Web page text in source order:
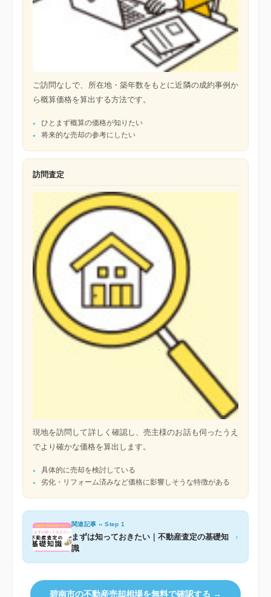
ご訪問なしで、所在地・築年数をもとに近隣の成約事例か
ら概算価格を算出する方法です。
ひとまず概算の価格が知りたい
将来的な売却の参考にしたい
訪問査定
現地を訪問して詳しく確認し、売主様のお話も伺ったうえ
でより確かな価格を算出します。
具体的に売却を検討している
劣化・リフォーム済みなど価格に影響しそうな特徴がある
関連記事 ›› Step 1
まずは知っておきたい｜不動産査定の基礎知
識
›
碧南市の不動産売却相場を無料で確認する →